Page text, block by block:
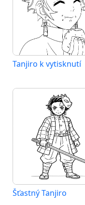
Tanjiro k vytisknutí
Šťastný Tanjiro